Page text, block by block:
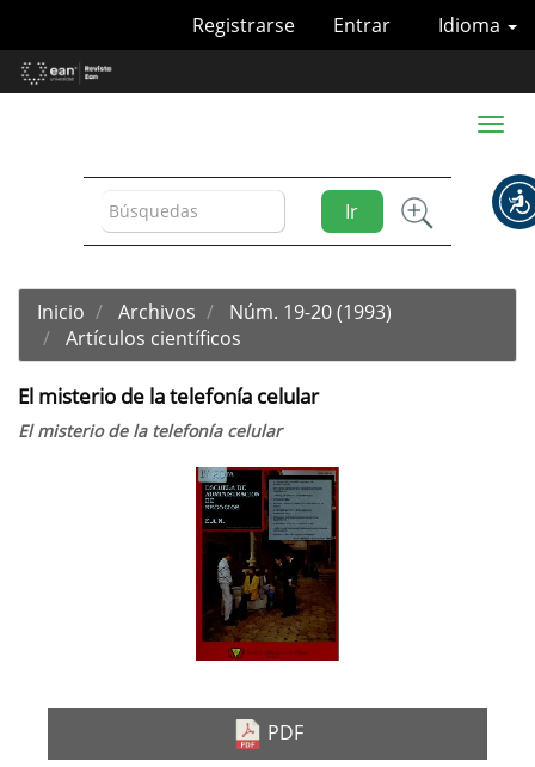
Contenido
principal
Idioma
Registrarse Entrar
Ir
Toggle
Inicio Archivos
Núm. 19-20 (1993)
Artículos científicos
El misterio de la telefonía celular
El misterio de la telefonía celular
PDF